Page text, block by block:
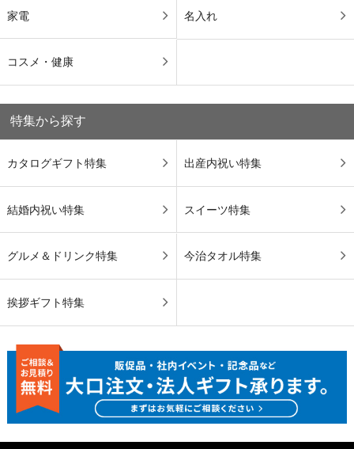
家電 名入れ
コスメ・健康
特集から探す
カタログギフト特集 出産内祝い特集
結婚内祝い特集 スイーツ特集
グルメ＆ドリンク特集 今治タオル特集
挨拶ギフト特集